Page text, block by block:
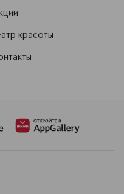
красоты